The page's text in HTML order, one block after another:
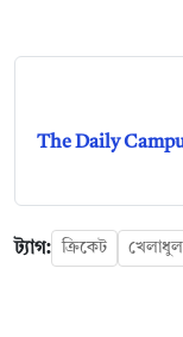
The Daily
ট্যাগ: ক্রিকেট